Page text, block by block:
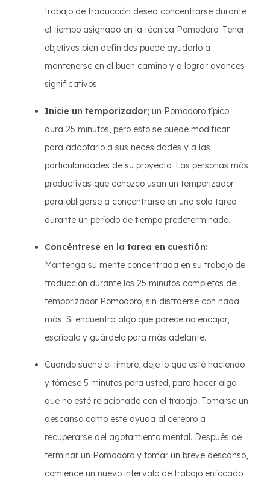
trabajo de traducción desea concentrarse durante
el tiempo asignado en la técnica Pomodoro. Tener
objetivos bien definidos puede ayudarlo a
mantenerse en el buen camino y a lograr avances
significativos.
Inicie un temporizador; un Pomodoro típico
dura 25 minutos, pero esto se puede modificar
para adaptarlo a sus necesidades y a las
particularidades de su proyecto. Las personas más
productivas que conozco usan un temporizador
para obligarse a concentrarse en una sola tarea
durante un período de tiempo predeterminado.
Concéntrese en la tarea en cuestión:
Mantenga su mente concentrada en su trabajo de
traducción durante los 25 minutos completos del
temporizador Pomodoro, sin distraerse con nada
más. Si encuentra algo que parece no encajar,
escríbalo y guárdelo para más adelante.
Cuando suene el timbre, deje lo que esté haciendo
y tómese 5 minutos para usted, para hacer algo
que no esté relacionado con el trabajo. Tomarse un
descanso como este ayuda al cerebro a
recuperarse del agotamiento mental. Después de
terminar un Pomodoro y tomar un breve descanso,
comience un nuevo intervalo de trabajo enfocado